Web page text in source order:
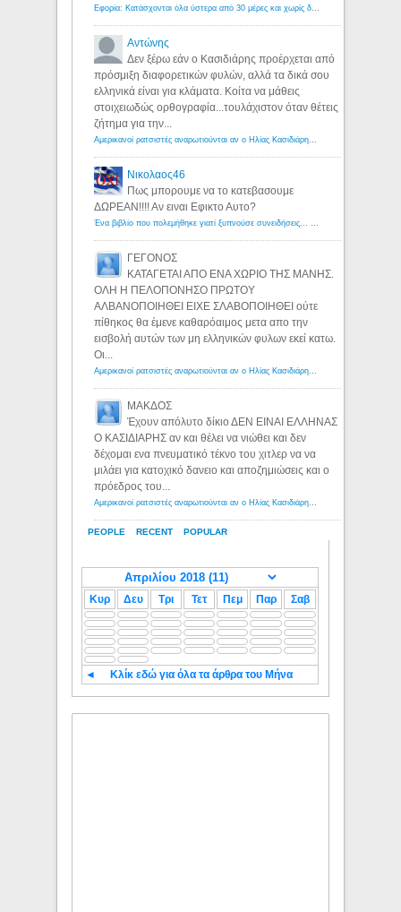
PEOPLE RECENT POPULAR
Εφορία: Κατάσχονται όλα ύστερα από 30 μέρες και χωρίς δικαστικές αποφάσεις - Λόγιος Ερμής
Αντώνης
Δεν ξέρω εάν ο Κασιδιάρης προέρχεται από
πρόσμιξη διαφορετικών φυλών, αλλά τα δικά σου
ελληνικά είναι για κλάματα. Κοίτα να μάθεις
στοιχειωδώς ορθογραφία...τουλάχιστον όταν θέτεις
ζήτημα για την...
Αμερικανοί ρατσιστές αναρωτιούνται αν ο Ηλίας Κασιδιάρης ανήκει στη λευκή φυλή... - Λόγιος Ερμής
Νικολαος46
Πως μπορουμε να το κατεβασουμε
ΔΩΡΕΑΝ!!!! Αν ειναι Εφικτο Αυτο?
Ένα βιβλίο που πολεμήθηκε γιατί ξυπνούσε συνειδήσεις... - Λόγιος Ερμής | Η γνώση ξεκινάει με την αναζήτηση...
ΓΕΓΟΝΟΣ
ΚΑΤΑΓΕΤΑΙ ΑΠΟ ΕΝΑ ΧΩΡΙΟ ΤΗΣ ΜΑΝΗΣ.
ΟΛΗ Η ΠΕΛΟΠΟΝΗΣΟ ΠΡΩΤΟΥ
ΑΛΒΑΝΟΠΟΙΗΘΕΙ ΕΙΧΕ ΣΛΑΒΟΠΟΙΗΘΕΙ ούτε
πίθηκος θα έμενε καθαρόαιμος μετα απο την
εισβολή αυτών των μη ελληνικών φυλων εκεί κατω.
Οι...
Αμερικανοί ρατσιστές αναρωτιούνται αν ο Ηλίας Κασιδιάρης ανήκει στη λευκή φυλή... - Λόγιος Ερμής
ΜΑΚΔΟΣ
Έχουν απόλυτο δίκιο ΔΕΝ ΕΙΝΑΙ ΕΛΛΗΝΑΣ
Ο ΚΑΣΙΔΙΑΡΗΣ αν και θέλει να νιώθει και δεν
δέχομαι ενα πνευματικό τέκνο του χιτλερ να να
μιλάει για κατοχικό δανειο και αποζημιώσεις και ο
πρόεδρος του...
Αμερικανοί ρατσιστές αναρωτιούνται αν ο Ηλίας Κασιδιάρης ανήκει στη λευκή φυλή... - Λόγιος Ερμής
Κυρ Δευ Τρι Τετ Πεμ Παρ Σαβ
◄ Κλίκ εδώ για όλα τα άρθρα του Μήνα